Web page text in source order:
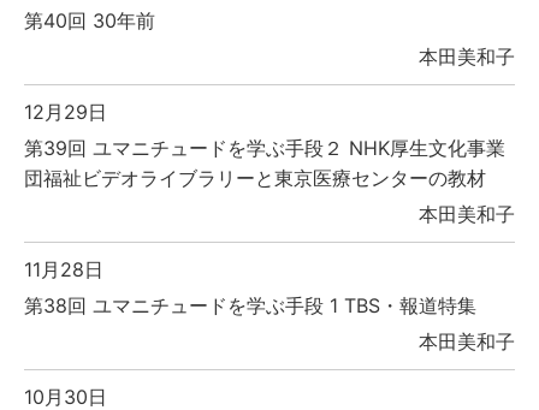
第40回 30年前
本田美和子
12月29日
第39回 ユマニチュードを学ぶ手段２ NHK厚生文化事業
団福祉ビデオライブラリーと東京医療センターの教材
本田美和子
11月28日
第38回 ユマニチュードを学ぶ手段 1 TBS・報道特集
本田美和子
10月30日